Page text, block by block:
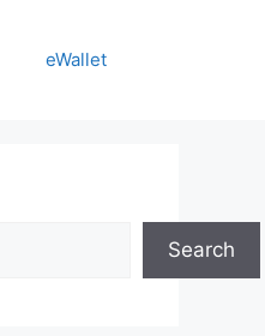
eWallet
Search